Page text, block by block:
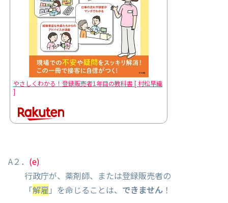
やさしくわかる！登録販売者1年目の教科書 [ 村松早織
]
A２． (e)
行政庁が、薬剤師、または登録販売者の
「解雇 」を命じることは、 できません ！